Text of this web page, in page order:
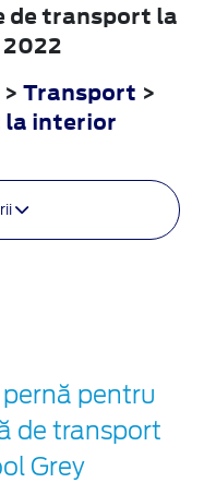
de transport la
> Transport >
la interior
pentru
de transport
Grey